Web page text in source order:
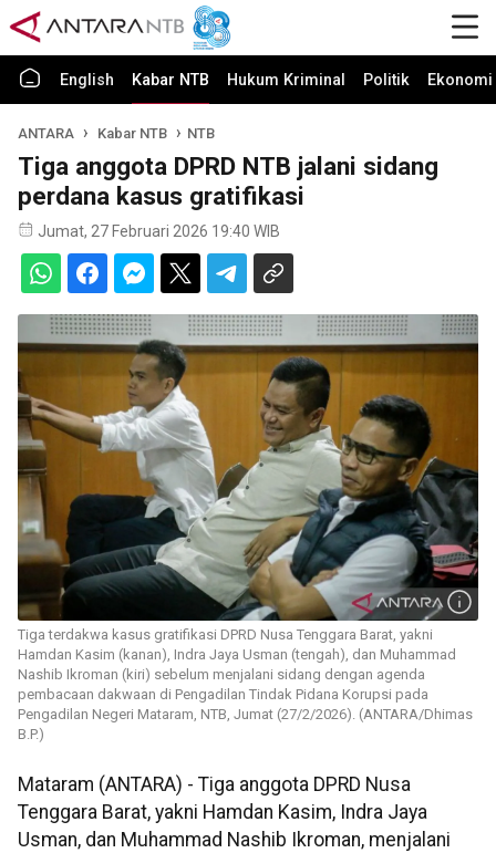
English Kabar NTB Hukum Kriminal Politik
ANTARA Kabar NTB NTB
Tiga anggota DPRD NTB jalani sidang
perdana kasus gratifikasi
Jumat, 27 Februari 2026 19:40 WIB
Tiga terdakwa kasus gratifikasi DPRD Nusa Tenggara Barat, yakni
Hamdan Kasim (kanan), Indra Jaya Usman (tengah), dan Muhammad
Nashib Ikroman (kiri) sebelum menjalani sidang dengan agenda
pembacaan dakwaan di Pengadilan Tindak Pidana Korupsi pada
Pengadilan Negeri Mataram, NTB, Jumat (27/2/2026). (ANTARA/Dhimas
B.P.)
Mataram (ANTARA) - Tiga anggota DPRD Nusa
Tenggara Barat, yakni Hamdan Kasim, Indra Jaya
Usman, dan Muhammad Nashib Ikroman, menjalani